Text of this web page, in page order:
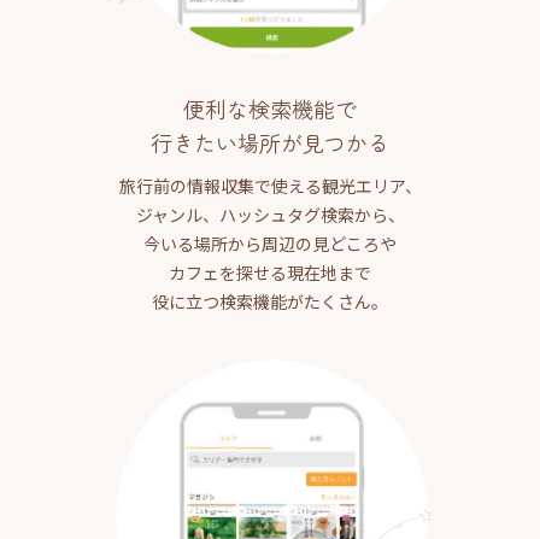
便利な検索機能で
行きたい場所が見つかる
旅行前の情報収集で使える観光エリア、
ジャンル、ハッシュタグ検索から、
今いる場所から周辺の見どころや
カフェを探せる現在地まで
役に立つ検索機能がたくさん。